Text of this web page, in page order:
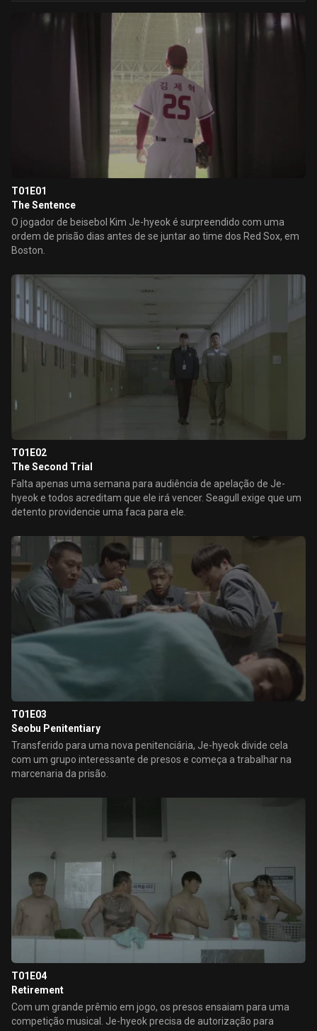
T01E01
The Sentence
O jogador de beisebol Kim Je-hyeok é surpreendido com uma
ordem de prisão dias antes de se juntar ao time dos Red Sox, em
Boston.
T01E02
The Second Trial
Falta apenas uma semana para audiência de apelação de Je-
hyeok e todos acreditam que ele irá vencer. Seagull exige que um
detento providencie uma faca para ele.
T01E03
Seobu Penitentiary
Transferido para uma nova penitenciária, Je-hyeok divide cela
com um grupo interessante de presos e começa a trabalhar na
marcenaria da prisão.
T01E04
Retirement
Com um grande prêmio em jogo, os presos ensaiam para uma
competição musical. Je-hyeok precisa de autorização para